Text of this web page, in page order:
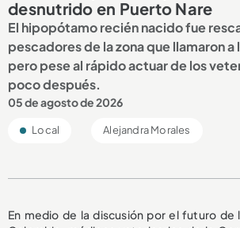
desnutrido en Puerto Nare
El hipopótamo recién nacido fue
pescadores de la zona que llamaron
pero pese al rápido actuar de los
poco después.
05 de agosto de 2026
Local Alejandra Morales
En medio de la discusión por el futuro de